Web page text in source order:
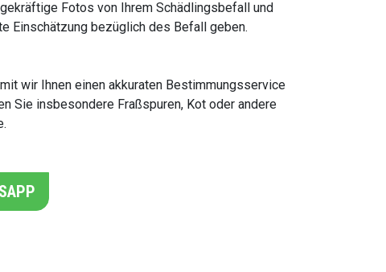
Fotos von Ihrem Schädlingsbefall und
Einschätzung bezüglich des Befall geben.
wir Ihnen einen akkuraten Bestimmungsservice
Sie insbesondere Fraßspuren, Kot oder andere